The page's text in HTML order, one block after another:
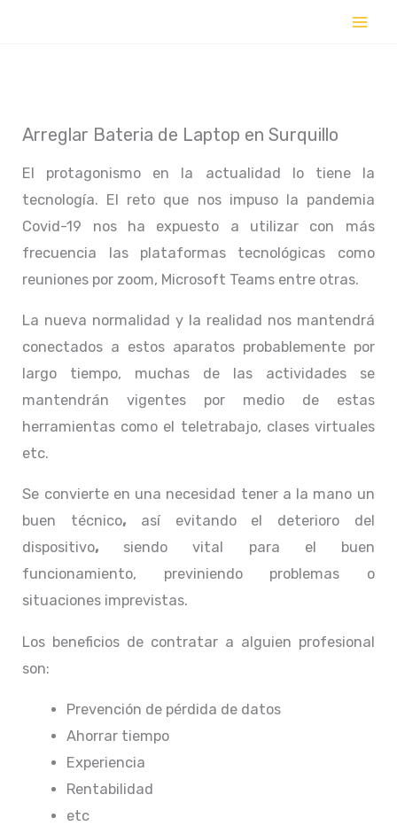
Arreglar Bateria de Laptop en Surquillo
El protagonismo en la actualidad lo tiene la
tecnología. El reto que nos impuso la pandemia
Covid-19 nos ha expuesto a utilizar con más
frecuencia las plataformas tecnológicas como
reuniones por zoom, Microsoft Teams entre otras.
La nueva normalidad y la realidad nos mantendrá
conectados a estos aparatos probablemente por
largo tiempo, muchas de las actividades se
mantendrán vigentes por medio de estas
herramientas como el teletrabajo, clases virtuales
etc.
Se convierte en una necesidad tener a la mano un
buen técnico, así evitando el deterioro del
dispositivo, siendo vital para el buen
funcionamiento, previniendo problemas o
situaciones imprevistas.
Los beneficios de contratar a alguien profesional
son:
Prevención de pérdida de datos
Ahorrar tiempo
Experiencia
Rentabilidad
etc